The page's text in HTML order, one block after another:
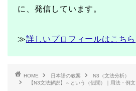
に、発信しています。
≫詳しいプロフィールはこちら
HOME 日本語の教案
N3（文法分析）
【N3文法解説】～という（伝聞）｜用法・例文